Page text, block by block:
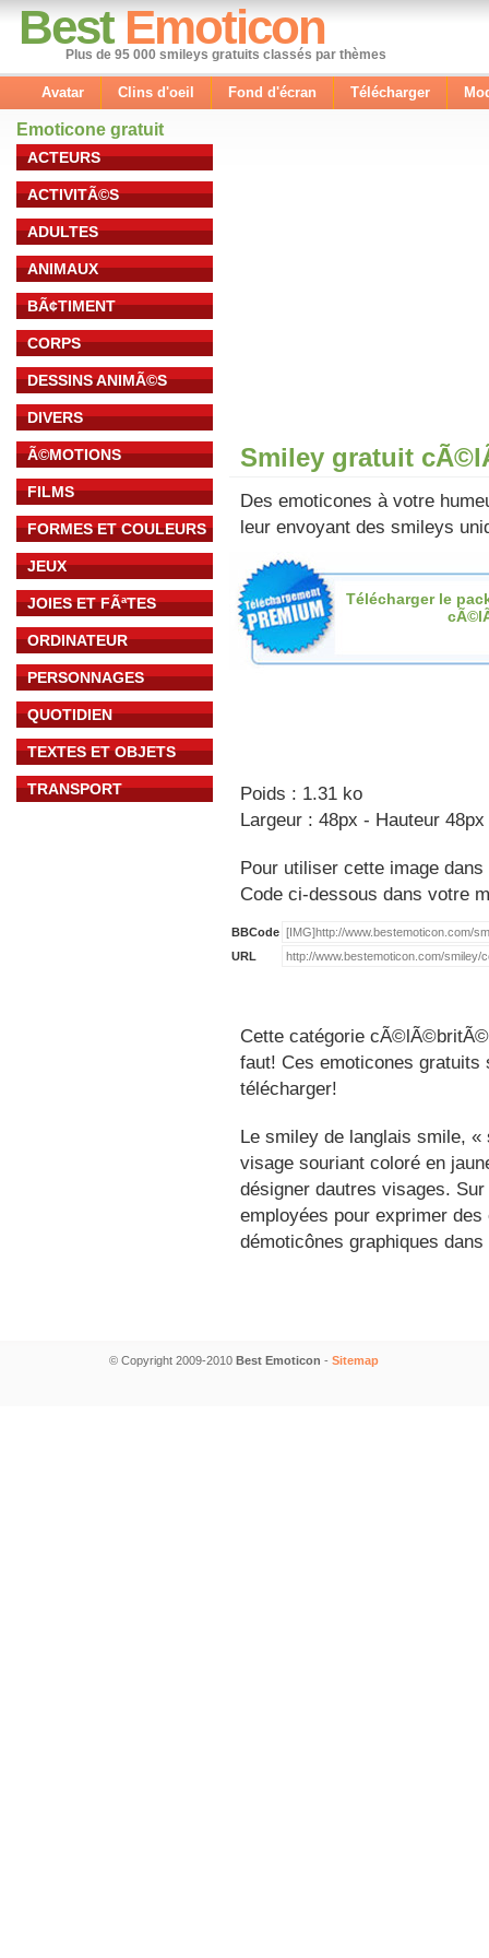
Best Emoticon
Plus de 95 000 smileys gratuits classés par thèmes
Avatar Clins d'oeil Fond d'écran Télécharger
Emoticone gratuit
ACTEURS
ACTIVITÃ©S
ADULTES
ANIMAUX
BÃ¢TIMENT
CORPS
DESSINS ANIMÃ©S
DIVERS
Ã©MOTIONS
FILMS
FORMES ET COULEURS
JEUX
JOIES ET FÃªTES
ORDINATEUR
PERSONNAGES
QUOTIDIEN
TEXTES ET OBJETS
TRANSPORT
Smiley gratuit
Des emoticones à votre
leur envoyant des smileys
Télécharger le
Poids : 1.31 ko
Largeur : 48px - Hauteur 48px
Pour utiliser cette image
Code ci-dessous dans votre
BBCode
URL
Cette catégorie
faut! Ces emoticones
télécharger!
Le smiley de langlais smile,
visage souriant coloré en
désigner dautres visages.
employées pour exprimer
démoticônes graphiques
© Copyright 2009-2010 Best Emoticon - Sitemap